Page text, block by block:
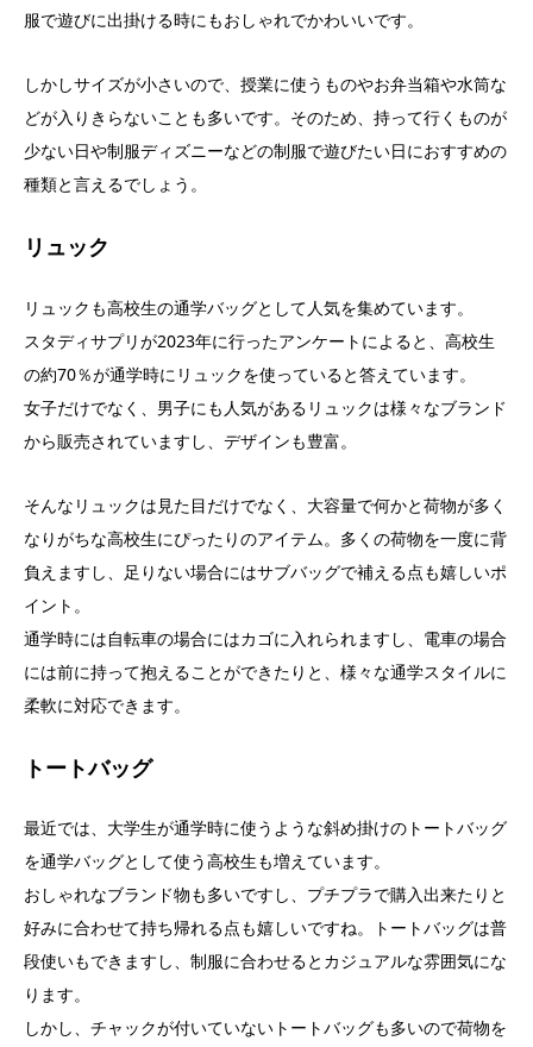
服で遊びに出掛ける時にもおしゃれでかわいいです。
しかしサイズが小さいので、授業に使うものやお弁当箱や水筒な
どが入りきらないことも多いです。そのため、持って行くものが
少ない日や制服ディズニーなどの制服で遊びたい日におすすめの
種類と言えるでしょう。
リュック
リュックも高校生の通学バッグとして人気を集めています。
スタディサプリが2023年に行ったアンケートによると、高校生
の約70％が通学時にリュックを使っていると答えています。
女子だけでなく、男子にも人気があるリュックは様々なブランド
から販売されていますし、デザインも豊富。
そんなリュックは見た目だけでなく、大容量で何かと荷物が多く
なりがちな高校生にぴったりのアイテム。多くの荷物を一度に背
負えますし、足りない場合にはサブバッグで補える点も嬉しいポ
イント。
通学時には自転車の場合にはカゴに入れられますし、電車の場合
には前に持って抱えることができたりと、様々な通学スタイルに
柔軟に対応できます。
トートバッグ
最近では、大学生が通学時に使うような斜め掛けのトートバッグ
を通学バッグとして使う高校生も増えています。
おしゃれなブランド物も多いですし、プチプラで購入出来たりと
好みに合わせて持ち帰れる点も嬉しいですね。トートバッグは普
段使いもできますし、制服に合わせるとカジュアルな雰囲気にな
ります。
しかし、チャックが付いていないトートバッグも多いので荷物を